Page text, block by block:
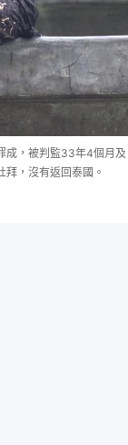
成，被判監33年4個月及
，沒有返回泰國。